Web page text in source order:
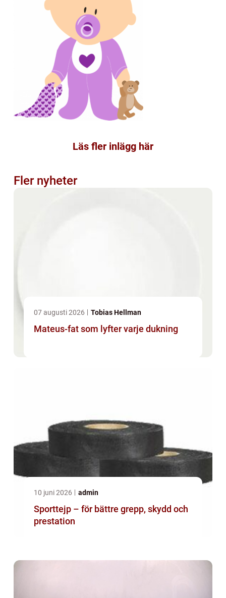
Läs fler inlägg här
Fler nyheter
07 augusti 2026 Tobias Hellman
Mateus-fat som lyfter varje dukning
10 juni 2026 admin
Sporttejp – för bättre grepp, skydd och
prestation